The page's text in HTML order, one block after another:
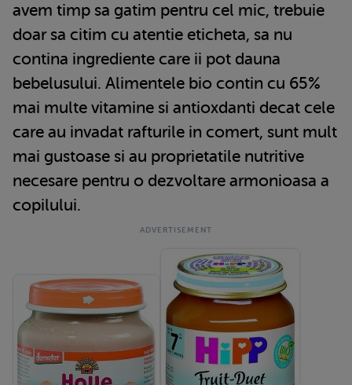
avem timp sa gatim pentru cel mic, trebuie
doar sa citim cu atentie eticheta, sa nu
contina ingrediente care ii pot dauna
bebelusului. Alimentele bio contin cu 65%
mai multe vitamine si antioxdanti decat cele
care au invadat rafturile in comert, sunt mult
mai gustoase si au proprietatile nutritive
necesare pentru o dezvoltare armonioasa a
copilului.